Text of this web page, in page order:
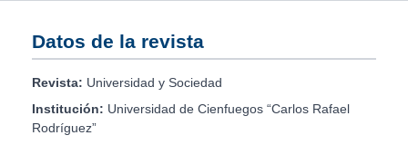
Datos de la revista
Revista: Universidad y Sociedad
Institución: Universidad de Cienfuegos “Carlos Rafael
Rodríguez”